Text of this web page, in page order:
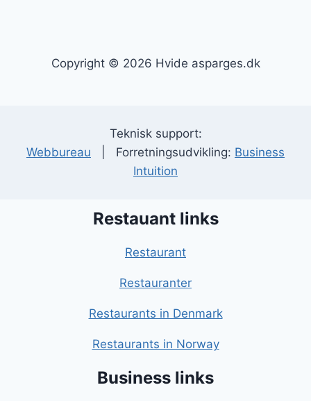
Copyright © 2026 Hvide asparges.dk
Teknisk support:
Webbureau | Forretningsudvikling: Business
Intuition
Restauant links
Restaurant
Restauranter
Restaurants in Denmark
Restaurants in Norway
Business links